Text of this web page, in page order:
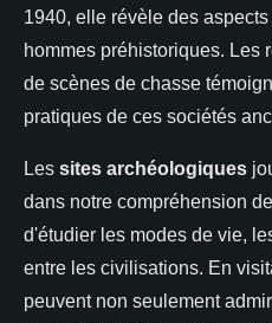
1940, elle révèle des
hommes préhistoriques. Les
de scènes de chasse
pratiques de ces sociétés
Les sites archéologiques
dans notre compréhension
d'étudier les modes de vie,
entre les civilisations. En
peuvent non seulement